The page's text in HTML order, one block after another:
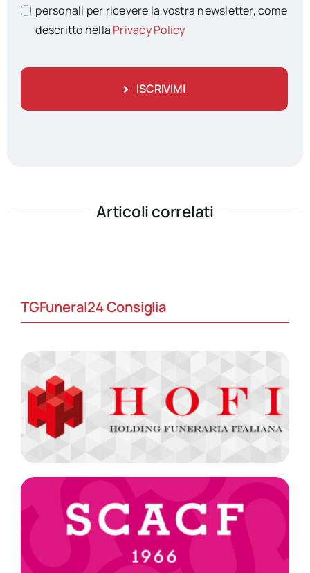
personali per ricevere la vostra newsletter, come
descritto nella Privacy Policy
ISCRIVIMI
Articoli correlati
TGFuneral24 Consiglia